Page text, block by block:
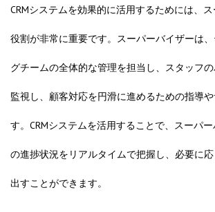
CRMシステムを効果的に活用するためには、
役割が非常に重要です。スーパーバイザーは
グチームの全体的な管理を担当し、スタッフ
監視し、顧客対応を円滑に進めるための指導
す。CRMシステムを活用することで、スーパ
の進捗状況をリアルタイムで把握し、必要に
出すことができます。